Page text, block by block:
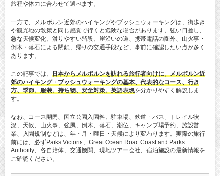
旅程や体力に合わせて選べます。
一方で、メルボルン近郊のハイキングやブッシュウォーキングは、街歩き
や観光地の散策と同じ感覚で行くと危険な場合があります。強い日差し、
急な天候変化、滑りやすい階段、崖沿いの道、携帯電話の圏外、山火事・
倒木・落石による閉鎖、帰りの交通手段など、事前に確認したい点が多く
あります。
この記事では、 日本からメルボルンを訪れる旅行者向けに、メルボルン近
郊のハイキング・ブッシュウォーキングの基本、代表的なコース、行き
方、季節、服装、持ち物、安全対策、英語表現を分かりやすく解説しま
す。
なお、コース開閉、国立公園入園料、駐車場、鉄道・バス、トレイル状
況、天候、山火事、強風、倒木、落石、潮位、キャンプ場予約、施設営
業、入園規制などは、年・月・曜日・天候により変わります。実際の旅行
前には、必ずParks Victoria、Great Ocean Road Coast and Parks
Authority、各自治体、交通機関、現地ツアー会社、宿泊施設の最新情報を
ご確認ください。